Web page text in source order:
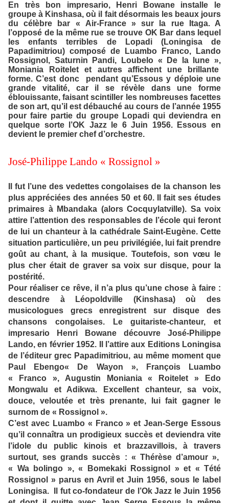
En très bon impresario, Henri Bowane installe le
groupe à Kinshasa, où il fait désormais les beaux jours
du célèbre bar « Air-France » sur la rue Itaga. A
l’opposé de la même rue se trouve OK Bar dans lequel
les enfants terribles de Lopadi (Loningisa de
Papadimitriou) composé de Luambo Franco, Lando
Rossignol, Saturnin Pandi, Loubelo « De la lune »,
Moniania Roitelet et autres affichent une brillante
forme. C’est donc
pendant qu’Essous y déploie une
grande vitalité, car il se révèle dans une forme
éblouissante, faisant scintiller les nombreuses facettes
de son art, qu’il est débauché au cours de l’année 1955
pour faire partie du groupe Lopadi qui deviendra en
quelque sorte l’OK Jazz le 6 Juin 1956. Essous en
devient le premier chef d’orchestre.
José-Philippe Lando « Rossignol »
Il fut l’une des vedettes congolaises de la chanson les
plus appréciées des années 50 et 60. Il
fait ses études
primaires à Mbandaka (alors Cocquylatville). Sa voix
attire l’attention des responsables de l’école qui feront
de lui un chanteur à la cathédrale Saint-Eugène. Cette
situation particulière, un peu privilégiée, lui fait prendre
goût au chant, à la musique. Toutefois, son vœu le
plus cher était de graver sa voix sur disque, pour la
postérité.
Pour réaliser ce rêve, il n’a plus qu’une chose à faire :
descendre à Léopoldville (Kinshasa) où des
musicologues grecs enregistrent sur disque des
chansons congolaises. Le guitariste-chanteur,
et
impresario Henri Bowane
découvre José-Philippe
Lando, en février 1952. Il l’attire aux Editions Loningisa
de l’éditeur grec Papadimitriou, au même moment que
Paul Ebengo« De Wayon », François Luambo
« Franco », Augustin Moniania
« Roitelet » Edo
Mongwalu et Adikwa. Excellent chanteur, sa voix,
douce, veloutée et très prenante, lui fait gagner le
surnom de « Rossignol ».
C’est avec Luambo « Franco » et Jean-Serge Essous
qu’il connaîtra un prodigieux succès et deviendra vite
l’idole du public kinois et brazzavillois, à travers
surtout, ses grands succès : « Thérèse d’amour »,
« Wa bolingo », « Bomekaki Rossignol » et « Tété
Rossignol » parus en Avril et Juin 1956, sous le label
Loningisa.
Il fut co-fondateur de l’Ok Jazz le Juin 1956